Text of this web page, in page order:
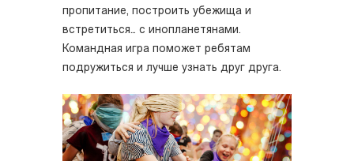
пропитание, построить убежища и
встретиться… с инопланетянами.
Командная игра поможет ребятам
подружиться и лучше узнать друг друга.